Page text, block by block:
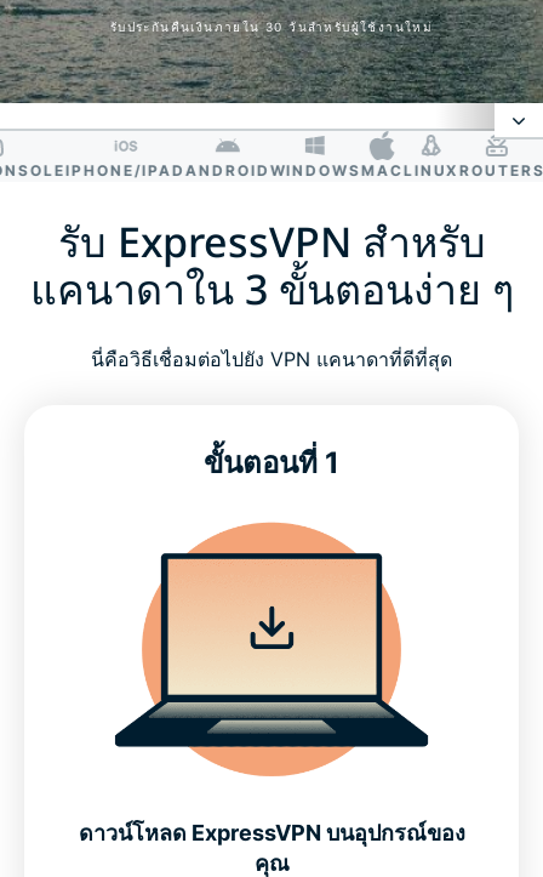
รับประกันคืนเงินภายใน 30 วันสำหรับผู้ใช้งานใหม่
ทำไมต้องใช้ VPN ในแคนาดา?
วิธีรับที่อยู่ IP แคนาดา
วิธีรับ VPN แคนาดาใน 3 ขั้นตอนง่าย ๆ
ดู: วิธีการตั้งค่า ExpressVPN สำหรับแคนาดา
VPN แคนาดาฟรี vs. ExpressVPN
ดาวน์โหลด VPN สำหรับอุปกรณ์ทั้งหมดของคุณ
ดูบริการสตรีมมิ่งแคนาดาได้ด้วย ExpressVPN
คุณจะได้อะไรอีกจาก ExpressVPN?
IPHONE/IPADANDROIDWINDOWSMACLINUX ROUTER
รับ ExpressVPN สำหรับ
แคนาดาใน 3 ขั้นตอนง่าย ๆ
นี่คือวิธีเชื่อมต่อไปยัง VPN แคนาดาที่ดีที่สุด
ขั้นตอนที่ 1
ดาวน์โหลด ExpressVPN บนอุปกรณ์ของ
คุณ